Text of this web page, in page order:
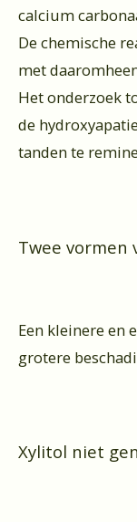
calcium
De chemische
met
Het onderzoek
de
tanden te
Twee vormen
Een kleinere en
grotere
Xylitol niet